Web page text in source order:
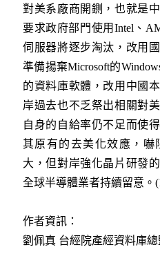
對美系廠商開鍘，也就是
要求政府部門使用Intel、
伺服器將逐步淘汰，改用
準備揚棄Microsoft的
的資料庫軟體，改用中國
岸過去也不乏祭出相關對
自身的自給率仍不足而使
其原有的去美化效應，嚇
大，但對岸強化晶片研發
全球半導體業者持續留意。
作者資訊：
劉佩真 台經院產經資料庫